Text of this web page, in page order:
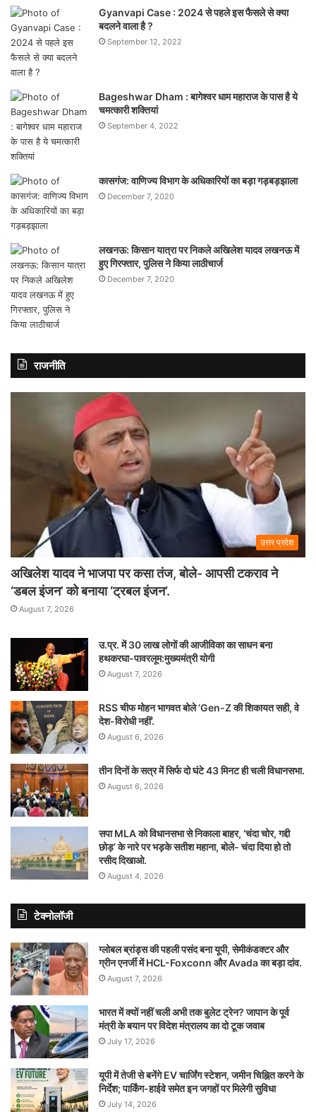
Gyanvapi Case : 2024 से पहले इस फैसले से क्या
बदलने वाला है ?
September 12, 2022
Bageshwar Dham : बागेश्वर धाम महाराज के पास है ये
चमत्कारी शक्तियां
September 4, 2022
कासगंज: वाणिज्य विभाग के अधिकारियों का बड़ा गड़बड़झाला
December 7, 2020
लखनऊ: किसान यात्रा पर निकले अखिलेश यादव लखनऊ में
हुए गिरफ्तार, पुलिस ने किया लाठीचार्ज
December 7, 2020
राजनीति
उत्तर प्रदेश
अखिलेश यादव ने भाजपा पर कसा तंज, बोले- आपसी टकराव ने
‘डबल इंजन’ को बनाया ‘ट्रबल इंजन’.
August 7, 2026
उ.प्र. में 30 लाख लोगों की आजीविका का साधन बना
हथकरघा-पावरलूम:मुख्यमंत्री योगी
August 7, 2026
RSS चीफ मोहन भागवत बोले ‘Gen-Z की शिकायत सही, वे
देश-विरोधी नहीं’.
August 6, 2026
तीन दिनों के सत्र में सिर्फ दो घंटे 43 मिनट ही चली विधानसभा.
August 6, 2026
सपा MLA को विधानसभा से निकाला बाहर, ‘चंदा चोर, गद्दी
छोड़’ के नारे पर भड़के सतीश महाना, बोले- चंदा दिया हो तो
रसीद दिखाओ.
August 4, 2026
टेक्नोलॉजी
ग्लोबल ब्रांड्स की पहली पसंद बना यूपी, सेमीकंडक्टर और
ग्रीन एनर्जी में HCL-Foxconn और Avada का बड़ा दांव.
August 7, 2026
भारत में क्यों नहीं चली अभी तक बुलेट ट्रेन? जापान के पूर्व
मंत्री के बयान पर विदेश मंत्रालय का दो टूक जवाब
July 17, 2026
यूपी में तेजी से बनेंगे EV चार्जिंग स्टेशन, जमीन चिह्नित करने के
निर्देश; पार्किंग-हाईवे समेत इन जगहों पर मिलेगी सुविधा
July 14, 2026